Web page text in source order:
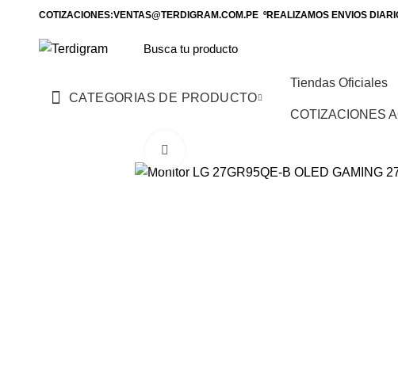
COTIZACIONES:VENTAS@TERDIGRAM.COM.PE ºREALIZAMOS ENVIOS
CATEGORIAS DE PRODUCTO
Tiendas Oficiales
COTIZACIONES